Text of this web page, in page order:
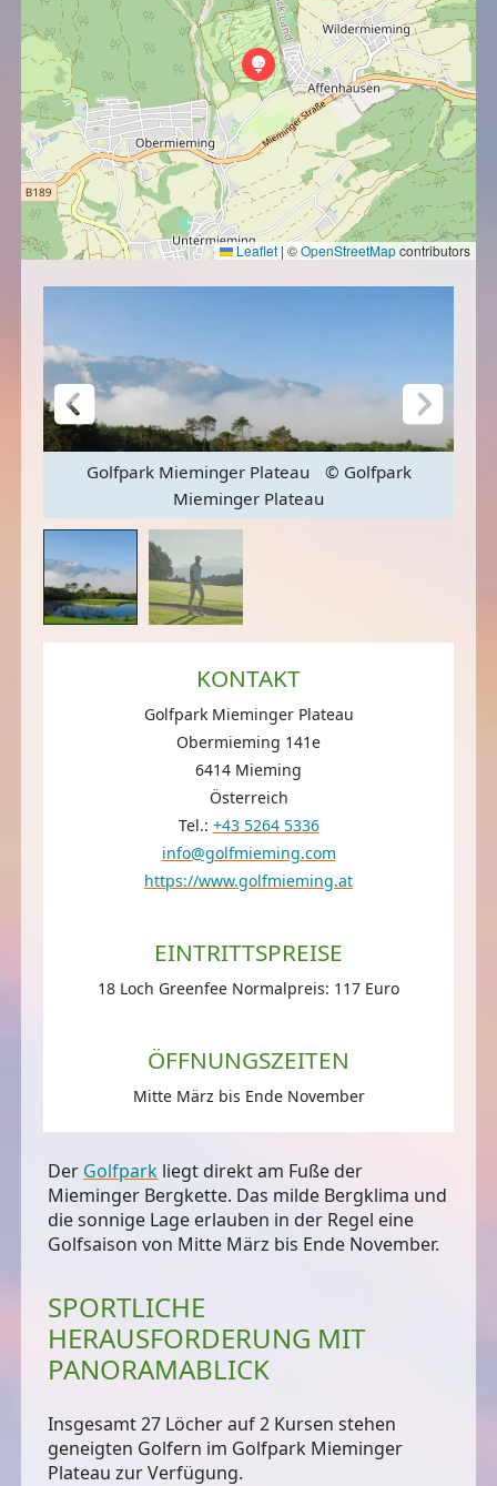
Leaflet |©OpenStreetMapcontributors
Golfpark Mieminger Plateau
© Golfpark
Mieminger Plateau
KONTAKT
Golfpark Mieminger Plateau
Obermieming 141e
6414 Mieming
Österreich
Tel.: +43 5264 5336
info@golfmieming.com
https://www.golfmieming.at
EINTRITTSPREISE
18 Loch Greenfee Normalpreis: 117 Euro
ÖFFNUNGSZEITEN
Mitte März bis Ende November
Der Golfpark liegt direktam Fuße der
Mieminger Bergkette. Das milde Bergklima und
die sonnige Lage erlauben in der Regel eine
Golfsaison von Mitte März bis Ende November.
SPORTLICHE
HERAUSFORDERUNG MIT
PANORAMABLICK
Insgesamt27 Löcher auf 2 Kursen stehen
geneigten Golfern im Golfpark Mieminger
Plateau zur Verfügung.